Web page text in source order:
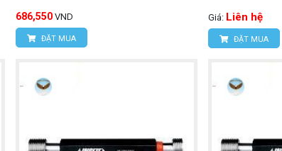
686,550 VND
ĐẶT MUA
Giá: Liên hệ
ĐẶT MUA